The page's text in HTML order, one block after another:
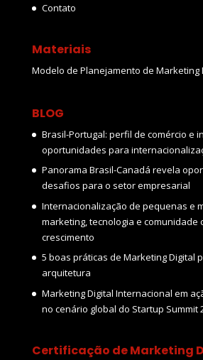
Contato
Materiais
Modelo de Planejamento de Marketing
BLOG
Brasil-Portugal: perfil de comércio e
oportunidades para
Panorama Brasil-Canadá revela
desafios para o setor empresarial
Internacionalização de pequenas e
marketing, tecnologia e comunidade
crescimento
5 boas práticas de Marketing Digital
arquitetura
Marketing Digital Internacional em
no cenário global do Startup Summit
Certificação de Marketing